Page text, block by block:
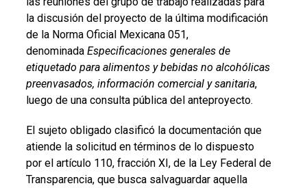
la discusión del proyecto de la última modificación
de la Norma Oficial Mexicana 051,
denominada Especificaciones generales de
etiquetado para alimentos y bebidas no alcohólicas
preenvasados, información comercial y sanitaria,
luego de una consulta pública del anteproyecto.
El sujeto obligado clasificó la documentación que
atiende la solicitud en términos de lo dispuesto
por el artículo 110, fracción XI, de la Ley Federal de
Transparencia, que busca salvaguardar aquella